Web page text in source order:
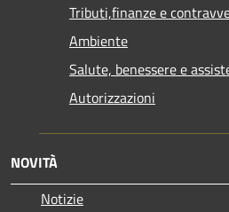
Tributi,finanze e
Ambiente
Salute, benessere e
Autorizzazioni
NOVITÀ
Notizie